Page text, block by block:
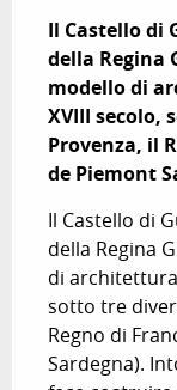
Il Castello di
della Regina
modello di
XVIII secolo,
Provenza, il
de Piemont
Il Castello di
della Regina
di architettura
sotto tre
Regno di
Sardegna).